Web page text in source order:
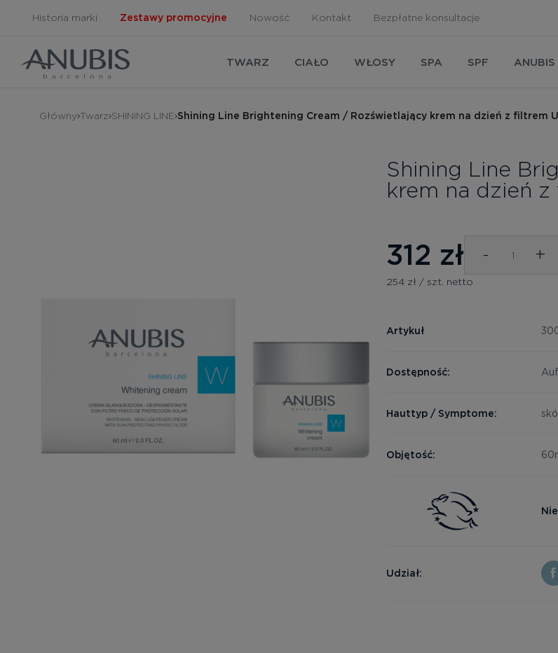
Historia marki Zestawy promocyjne Nowość Kontakt Bezpłatne konsultacje
TWARZ CIAŁO WŁOSY SPA SPF ANUBIS
Główny Twarz SHINING LINE Shining Line Brightening Cream / Rozświetlający krem na dzień z filtrem
Shining Line
krem na dzień
312 zł - +
254 zł / szt. netto
Artykuł
Dostępność:
Hauttyp / Symptome:
Objętość:
Udział: